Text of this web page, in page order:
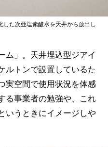
た次亜塩素酸水を天井から放出し
ム」。天井埋込型ジアイ
ルトンで設置しているた
実空間で使用状況を体感
る事業者の勉強や、これ
いうときにイメージしや